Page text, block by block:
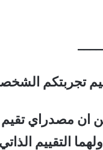
تجربتكم
ان مصدراي تقيم
التقييم